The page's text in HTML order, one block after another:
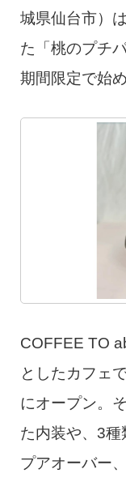
城県仙台市）
た「桃のプチ
期間限定で始
COFFEE TO
としたカフェ
にオープン。
た内装や、3種
プアオーバー